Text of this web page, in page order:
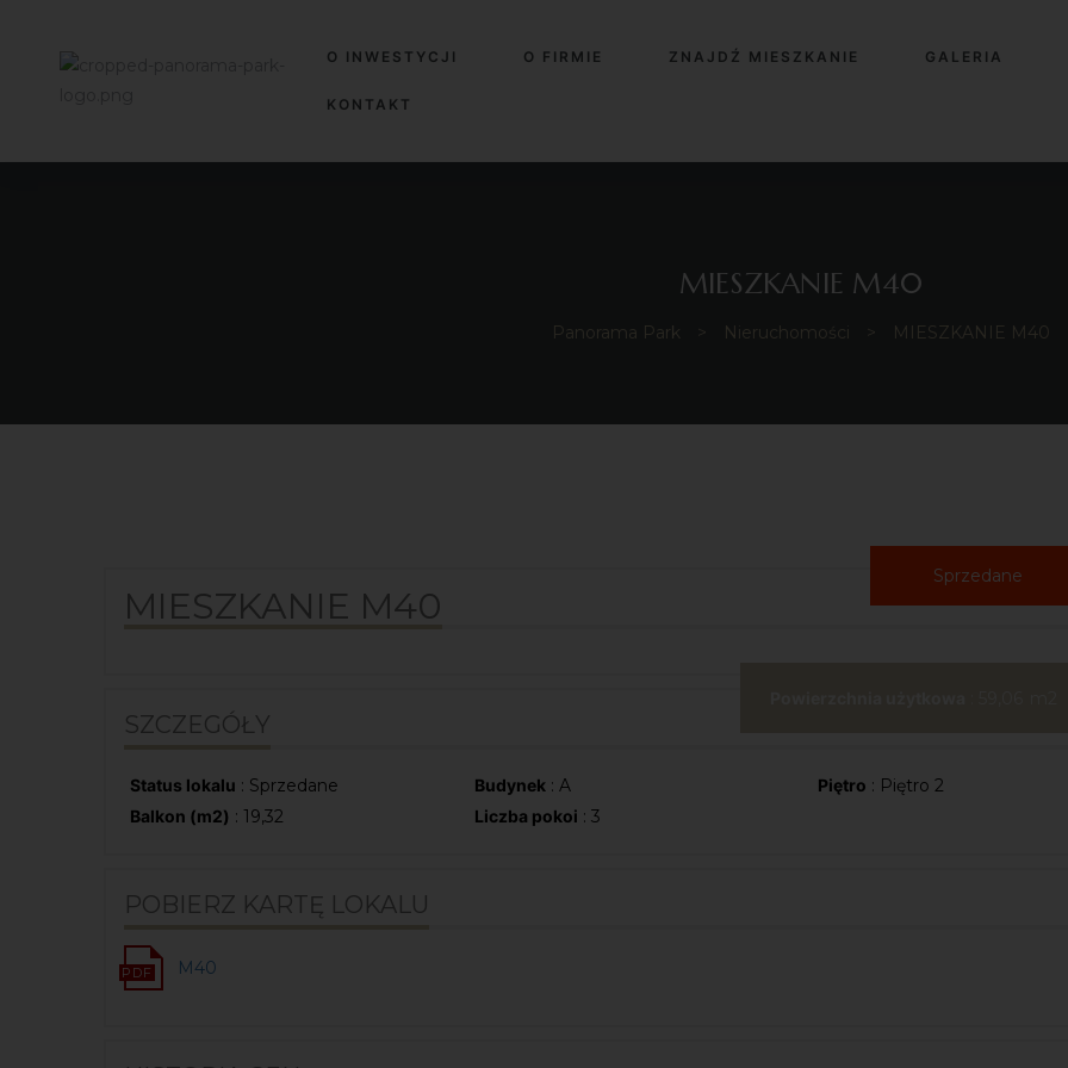
O INWESTYCJI O FIRMIE ZNAJDŹ MIESZKANIE GALERIA
KONTAKT
MIESZKANIE M40
Panorama Park > Nieruchomości > MIESZKANIE M40
MIESZKANIE M40
Sprzedane
SZCZEGÓŁY
Status lokalu : Sprzedane Budynek: A Piętro : Piętro 2
Balkon (m2) : 19,32 Liczba pokoi : 3
POBIERZ KARTĘ LOKALU
M40